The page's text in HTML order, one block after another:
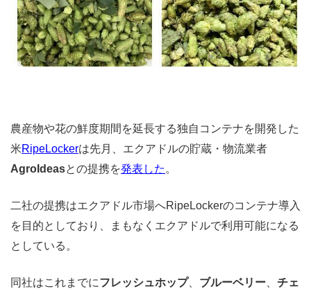
農産物や花の鮮度期間を延長する独自コンテナを開発した
米RipeLockerは先月、エクアドルの貯蔵・物流業者
AgroIdeasとの提携を発表した 。
二社の提携はエクアドル市場へRipeLockerのコンテナ導入
を目的としており、まもなくエクアドルで利用可能になる
としている。
同社はこれまでにフレッシュホップ、 ブルーベリー
チェ